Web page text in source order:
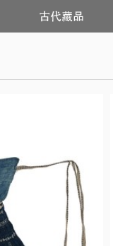
代
藏